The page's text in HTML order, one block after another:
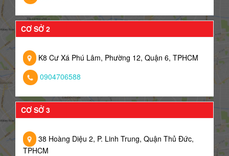
CƠ SỞ 2
K8 Cư Xá Phú Lâm, Phường 12, Quận 6, TPHCM
0904706588
CƠ SỞ 3
38 Hoàng Diệu 2, P. Linh Trung, Quận Thủ Đức,
TPHCM